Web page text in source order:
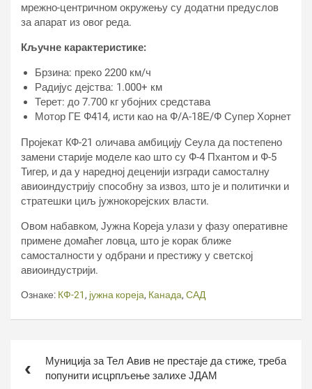
мрежно-центричном окружењу су додатни предуслов
за апарат из овог реда.
Кључне карактеристике:
Брзина: преко 2200 км/ч
Радијус дејства: 1.000+ км
Терет: до 7.700 кг убојних средстава
Мотор ГЕ Ф414, исти као на Ф/А-18Е/Ф Супер Хорнет
Пројекат КФ-21 оличава амбицију Сеула да постепено
замени старије моделе као што су Ф-4 Пхантом и Ф-5
Тигер, и да у наредној деценији изгради самосталну
авиоиндустрију способну за извоз, што је и политички и
стратешки циљ јужнокорејских власти.
Овом набавком, Јужна Кореја улази у фазу оперативне
примене домаћег ловца, што је корак ближе
самосталности у одбрани и престижу у светској
авиоиндустрији.
Ознаке: КФ-21 , јужна кореја, Канада, САД
чланкаМуниција за Тел Авив не престаје да стиже, треба
попунити исцрпљење залихе ЈДАМ